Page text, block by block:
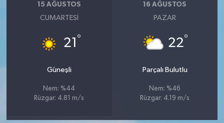
15 AĞUSTOS
CUMARTESI
21 °
Güneşli
Nem: %44
Rüzgar: 4.81 m/s
16 AĞUSTOS
PAZAR
22°
Parçalı Bulutlu
Nem: %46
Rüzgar: 4.19 m/s